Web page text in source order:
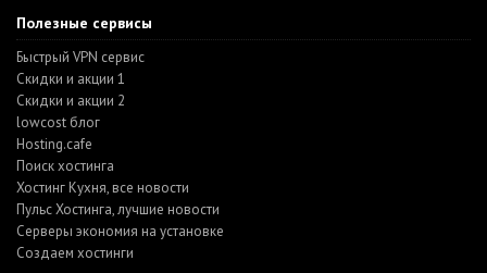
Полезные сервисы
Быстрый VPN сервис
Скидки и акции 1
Скидки и акции 2
lowcost блог
Hosting.cafe
Поиск хостинга
Хостинг Кухня, все новости
Пульс Хостинга, лучшие новости
Серверы экономия на установке
Создаем хостинги